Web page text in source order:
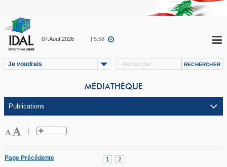
07.Aout.2026 | 5:58
Je voudrais
MÉDIATHÈQUE
1 2
Page Précédente